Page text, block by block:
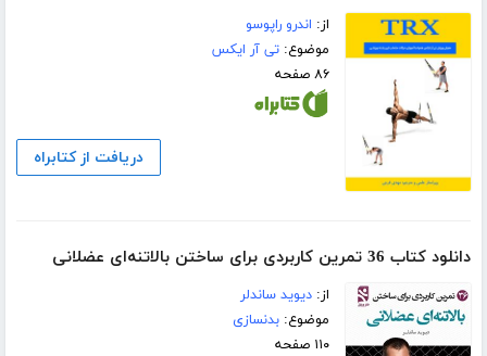
از: اندرو راپوسو
موضوع:تی آر ایکس
۸۶ صفحه
دریافت از کتابراه
دانلود کتاب 36 تمرین کاربردی برای ساختن بالاتنه‌ای عضلانی
از:دیوید ساندلر
موضوع:بدنسازی
۱۱۰ صفحه